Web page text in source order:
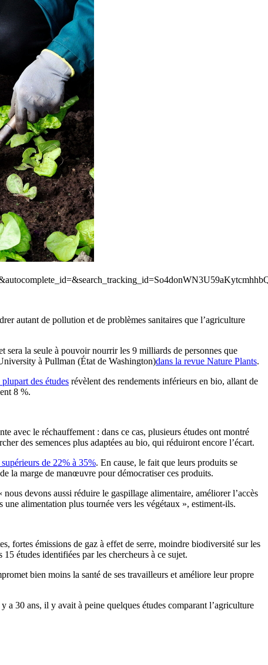
autant de pollution et de problèmes sanitaires que l’agriculture
sera la seule à pouvoir nourrir les 9 milliards de personnes que
à Pullman (État de Washington)dans la revue Nature Plants.
plupart des études révèlent des rendements inférieurs en bio, allant de
8 %.
avec le réchauffement : dans ce cas, plusieurs études ont montré
des semences plus adaptées au bio, qui réduiront encore l’écart.
de 22% à 35%. En cause, le fait que leurs produits se
la marge de manœuvre pour démocratiser ces produits.
devons aussi réduire le gaspillage alimentaire, améliorer l’accès
alimentation plus tournée vers les végétaux », estiment-ils.
fortes émissions de gaz à effet de serre, moindre biodiversité sur les
études identifiées par les chercheurs à ce sujet.
bien moins la santé de ses travailleurs et améliore leur propre
30 ans, il y avait à peine quelques études comparant l’agriculture